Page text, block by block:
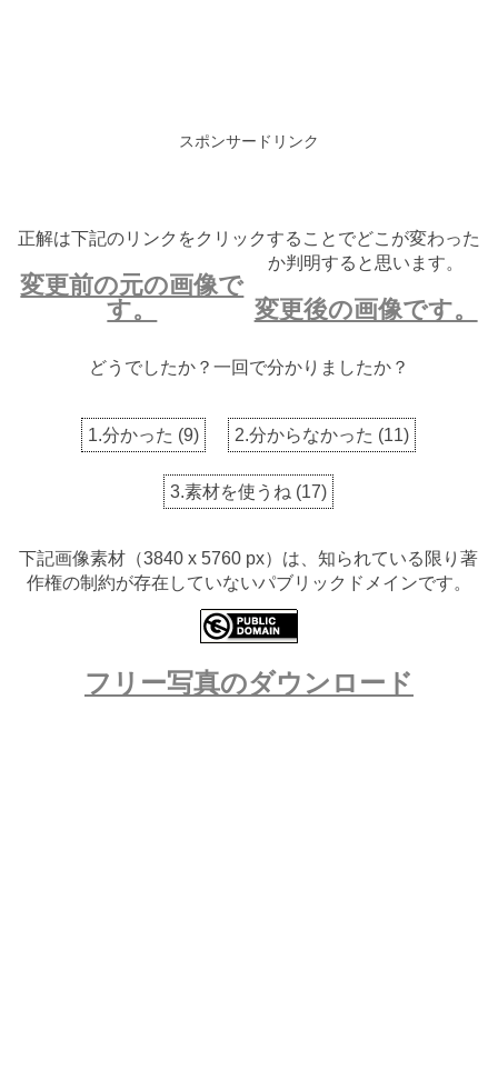
スポンサードリンク
正解は下記のリンクをクリックすることでどこが変わった
か判明すると思います。
変更前の元の画像で
す。
変更後の画像です。
どうでしたか？一回で分かりましたか？
1.分かった (9) 2.分からなかった (11)
3.素材を使うね (17)
下記画像素材（3840 x 5760 px）は、知られている限り著
作権の制約が存在していないパブリックドメインです。
フリー写真のダウンロード